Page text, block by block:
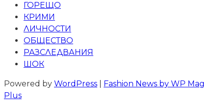
ГОРЕЩО
КРИМИ
ЛИЧНОСТИ
ОБЩЕСТВО
РАЗСЛЕДВАНИЯ
ШОК
Powered by WordPress
Fashion News by WP Mag
Plus